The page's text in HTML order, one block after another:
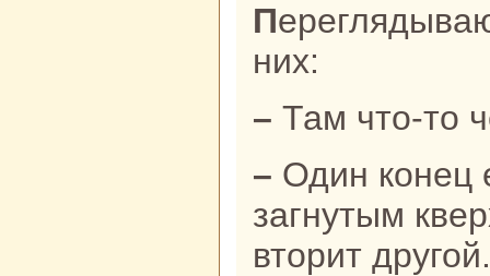
Переглядываются бpaтья. Один из
них:
– Там что-то
– Один кoнец его должен быть
загнутым
вторит другой.